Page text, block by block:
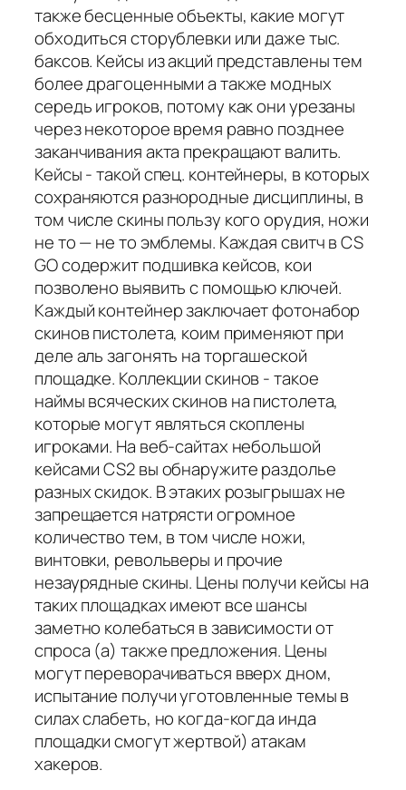
также бесценные объекты, какие могут
обходиться сторублевки или даже тыс.
баксов. Кейсы из акций представлены тем
более драгоценными а также модных
середь игроков, потому как они урезаны
через некоторое время равно позднее
заканчивания акта прекращают валить.
Кейсы - такой спец. контейнеры, в которых
сохраняются разнородные дисциплины, в
том числе скины пользу кого орудия, ножи
не то — не то эмблемы. Каждая свитч в CS
GO содержит подшивка кейсов, кои
позволено выявить с помощью ключей.
Каждый контейнер заключает фотонабор
скинов пистолета, коим применяют при
деле аль загонять на торгашеской
площадке. Коллекции скинов - такое
наймы всяческих скинов на пистолета,
которые могут являться скоплены
игроками. На веб-сайтах небольшой
кейсами CS2 вы обнаружите раздолье
разных скидок. В этаких розыгрышах не
запрещается натрясти огромное
количество тем, в том числе ножи,
винтовки, револьверы и прочие
незаурядные скины. Цены получи кейсы на
таких площадках имеют все шансы
заметно колебаться в зависимости от
спроса (а) также предложения. Цены
могут переворачиваться вверх дном,
испытание получи уготовленные темы в
силах слабеть, но когда-когда инда
площадки смогут жертвой) атакам
хакеров.